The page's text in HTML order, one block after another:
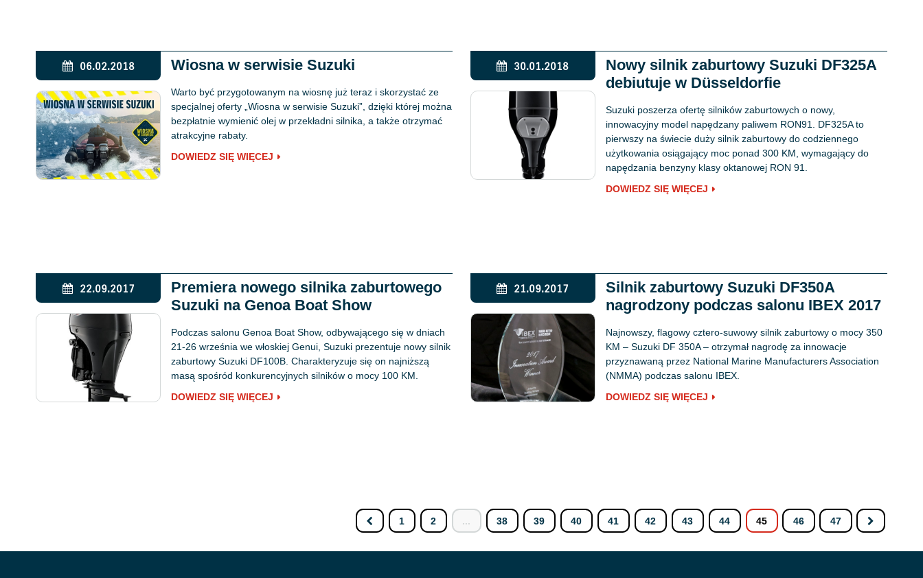
06.02.2018 Wiosna w serwisie Suzuki
Warto być przygotowanym na wiosnę już teraz i skorzystać ze
specjalnej oferty „Wiosna w serwisie Suzuki”, dzięki której można
bezpłatnie wymienić olej w przekładni silnika, a także otrzymać
atrakcyjne rabaty.
DOWIEDZ SIĘ WIĘCEJ
30.01.2018
Nowy silnik zaburtowy Suzuki DF325A
debiutuje w Düsseldorfie
Suzuki poszerza ofertę silników zaburtowych o nowy,
innowacyjny model napędzany paliwem RON91. DF325A to
pierwszy na świecie duży silnik zaburtowy do codziennego
użytkowania osiągający moc ponad 300 KM, wymagający do
napędzania benzyny klasy oktanowej RON 91.
DOWIEDZ SIĘ WIĘCEJ
22.09.2017
Premiera nowego silnika zaburtowego
Suzuki na Genoa Boat Show
Podczas salonu Genoa Boat Show, odbywającego się w dniach
21-26 września we włoskiej Genui, Suzuki prezentuje nowy silnik
zaburtowy Suzuki DF100B. Charakteryzuje się on najniższą
masą spośród konkurencyjnych silników o mocy 100 KM.
DOWIEDZ SIĘ WIĘCEJ
21.09.2017
Silnik zaburtowy Suzuki DF350A
nagrodzony podczas salonu IBEX 2017
Najnowszy, flagowy cztero-suwowy silnik zaburtowy o mocy 350
KM – Suzuki DF 350A – otrzymał nagrodę za innowacje
przyznawaną przez National Marine Manufacturers Association
(NMMA) podczas salonu IBEX.
DOWIEDZ SIĘ WIĘCEJ
1 2 ... 38 39 40 41 42 43 44 45 46 47